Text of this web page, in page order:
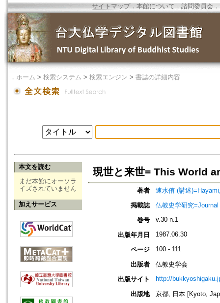
サイトマップ．本館について ． 諮問委員会 ．
． ホーム > 検索システム > 検索エンジン > 書誌の詳細内容
本文を読む
まだ本館にオーソラ
イズされていません
加えサービス
現世と来世= This World
著者
速水侑 (講述
掲載誌
仏教史学研究
巻号
v.30 n.1
出版年月日 1987.06.30
ページ 100 - 111
出版者
仏教史学会
出版サイト
http://
出版地
京都, 日本 [Kyoto,